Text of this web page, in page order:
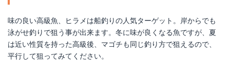
味の良い高級魚、ヒラメは船釣りの人気ターゲット。岸からでも
泳がせ釣りで狙う事が出来ます。冬に味が良くなる魚ですが、夏
は近い性質を持った高級後、マゴチも同じ釣り方で狙えるので、
平行して狙ってみてください。